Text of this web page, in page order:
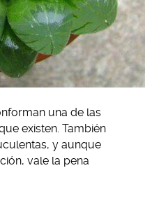
una de las
existen. También
y aunque
vale la pena